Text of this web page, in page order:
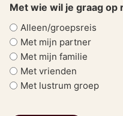
Met wie wil je graag op
Alleen/groepsreis
Met mijn partner
Met mijn familie
Met vrienden
Met lustrum groep